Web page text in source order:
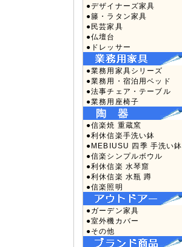
●デザイナーズ家具
●籐・ラタン家具
●民芸家具
●仏壇台
●ドレッサー
●業務用家具シリーズ
●業務用・宿泊用ベッド
●法事チェア・テーブル
●業務用座椅子
●信楽焼 重蔵窯
●利休信楽手洗い鉢
●MEBIUSU 四季 手洗い鉢
●信楽シンプルボウル
●利休信楽 水琴窟
●利休信楽 水瓶 蹲
●信楽照明
●ガーデン家具
●室外機カバー
●その他